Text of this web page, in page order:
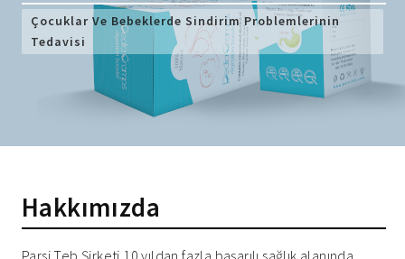
Çocuklar Ve Bebeklerde Sindirim Problemlerinin
Tedavisi
Hakkımızda
Parsi Teb Şirketi 10 yıldan fazla başarılı sağlık alanında